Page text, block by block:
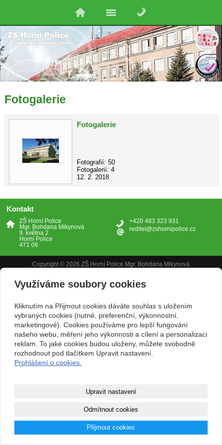
Fotogalerie
Fotogalerie
Fotografií: 50
Fotogalerií: 4
12. 2. 2018
Kontakt
ZŠ Horní Police
Mgr. Bohdana Mikynová
9. května 2
Horní Police
471 06
+420 483 323 931
reditel@zshornipolice.cz
Copyright © 2026 ZŠ Horní Police Mgr. Bohdana Mikynová
webové stránkys AI, doménaawebhosting
Mapa webu|Zobrazit klasickou verzi
Využíváme soubory cookies
Kliknutím na Přijmout cookies dáváte souhlas s uložením
vybraných cookies (nutné, preferenční, výkonnostní,
marketingové). Cookies používáme pro lepší fungování
našeho webu, měření jeho výkonnosti a cílení a personalizaci
reklam. To jaké cookies budou uloženy, můžete svobodně
rozhodnout pod tlačítkem Upravit nastavení.
Prohlášení o cookies.
Upravit nastavení
Odmítnout cookies
Přijmout cookies